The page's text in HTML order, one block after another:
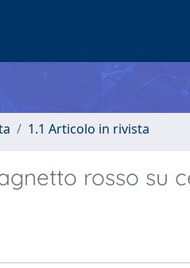
1.1 Articolo in rivista
rosso su